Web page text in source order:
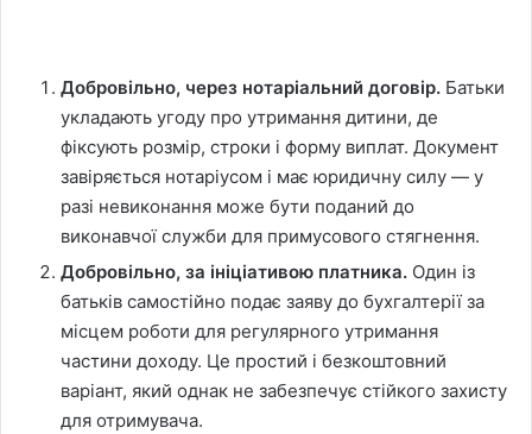
Добровільно, через нотаріальний договір. Батьки
укладають угоду про утримання дитини, де
фіксують розмір, строки і форму виплат. Документ
завіряється нотаріусом і має юридичну силу — у
разі невиконання може бути поданий до
виконавчої служби для примусового стягнення.
Добровільно, за ініціативою платника. Один із
батьків самостійно подає заяву до бухгалтерії за
місцем роботи для регулярного утримання
частини доходу. Це простий і безкоштовний
варіант, який однак не забезпечує стійкого захисту
для отримувача.